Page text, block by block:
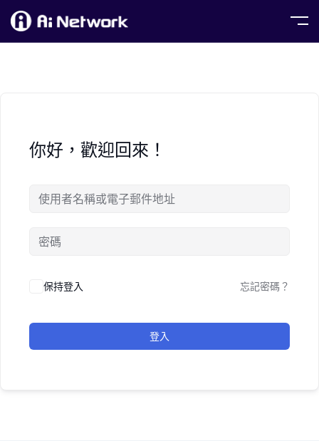
你好，歡迎回來！
保持登入 忘記密碼？
登入